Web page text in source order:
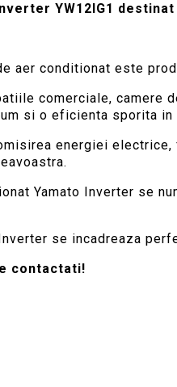
YW12IG1
aer conditionat este
comerciale, camere
si o eficienta sporita in
energiei
Yamato Inverter se
se incadreaza
contactati!